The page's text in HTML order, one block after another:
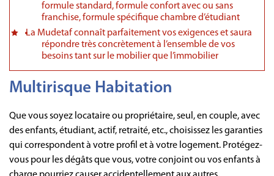
formule standard, formule confort avec ou sans
franchise, formule spécifique chambre d’étudiant
La Mudetaf connaît parfaitement vos exigences et saura
répondre très concrètement à l’ensemble de vos
besoins tant sur le mobilier que l’immobilier
Multirisque Habitation
Que vous soyez locataire ou propriétaire, seul, en couple, avec
des enfants, étudiant, actif, retraité, etc., choisissez les garanties
qui correspondent à votre profil et à votre logement. Protégez-
vous pour les dégâts que vous, votre conjoint ou vos enfants à